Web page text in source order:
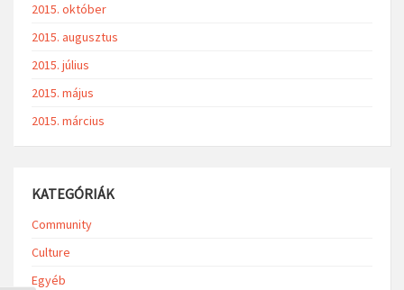
2015. október
2015. augusztus
2015. július
2015. május
2015. március
KATEGÓRIÁK
Community
Culture
Egyéb